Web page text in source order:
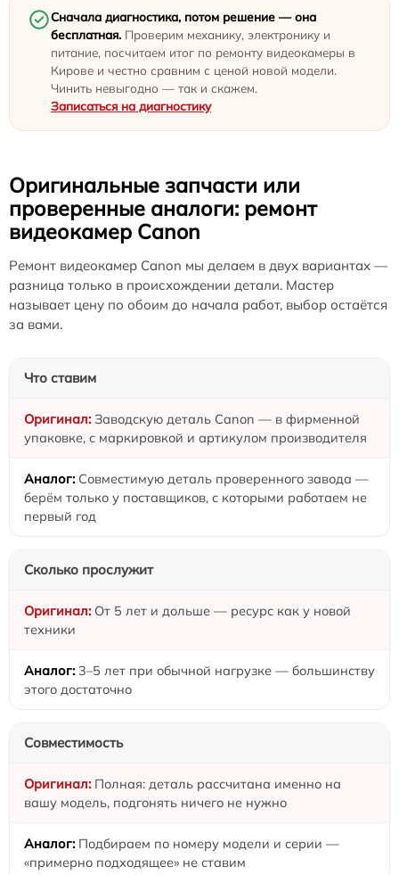
Сначала диагностика, потом решение — она
бесплатная. Проверим механику, электронику и
питание, посчитаем итог по ремонту видеокамеры в
Кирове и честно сравним с ценой новой модели.
Чинить невыгодно — так и скажем.
Записаться на диагностику
Оригинальные запчасти или
проверенные аналоги: ремонт
видеокамер Canon
Ремонт видеокамер Canon мы делаем в двух вариантах —
разница только в происхождении детали. Мастер
называет цену по обоим до начала работ, выбор остаётся
за вами.
Что ставим
Заводскую деталь Canon — в фирменной
упаковке, с маркировкой и артикулом производителя
Совместимую деталь проверенного завода —
берём только у поставщиков, с которыми работаем не
первый год
Сколько прослужит
От 5 лет и дольше — ресурс как у новой
техники
3–5 лет при обычной нагрузке — большинству
этого достаточно
Совместимость
Полная: деталь рассчитана именно на
вашу модель, подгонять ничего не нужно
Подбираем по номеру модели и серии —
«примерно подходящее» не ставим